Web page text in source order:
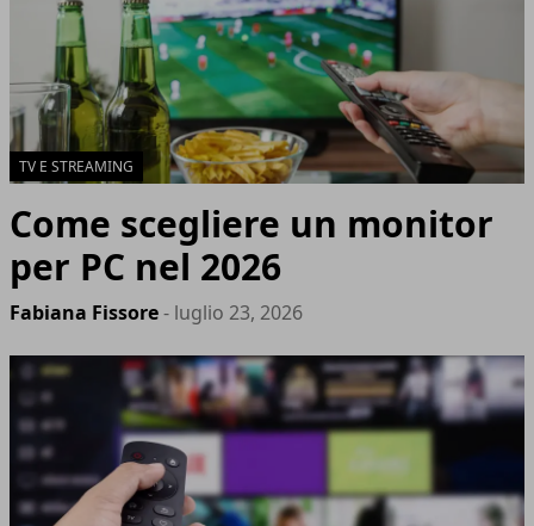
TV E STREAMING
Come scegliere un monitor
per PC nel 2026
Fabiana Fissore- luglio 23, 2026